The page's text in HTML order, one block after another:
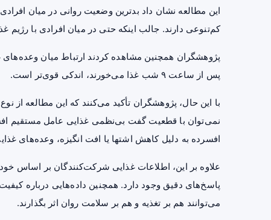
این مطالعه نشان داد بدترین وضعیت روانی در میان
کم‌تنوعی دارند. جالب اینکه حتی در میان افرادی با
پژوهشگران همچنین مشاهده کردند ارتباط میان
پس از ساعت ۹ شب غذا می‌خورند، اندکی قوی‌تر است.
با این حال، پژوهشگران تأکید می‌کنند که این مطالعه از
نمی‌توان با قطعیت گفت بی‌نظمی غذایی عامل مستقیم
افسرده به دلیل کاهش اشتها یا افت انگیزه، وعده‌های
علاوه بر این، اطلاعات غذایی شرکت‌کنندگان بر اساس
پاسخ‌های دقیق وجود دارد. همچنین داده‌هایی درباره
می‌توانند هم بر تغذیه و هم بر سلامت روان اثر بگذارند.